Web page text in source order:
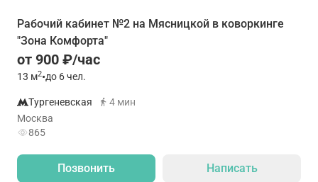
Рабочий кабинет №2 на Мясницкой в коворкинге
"Зона Комфорта"
от 900 ₽/час
13 м2•до 6 чел.
Тургеневская
4 мин
Москва
865
Позвонить Написать